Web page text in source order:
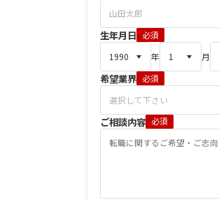
生年月日 必須
年
月
希望業界 必須
ご相談内容 必須